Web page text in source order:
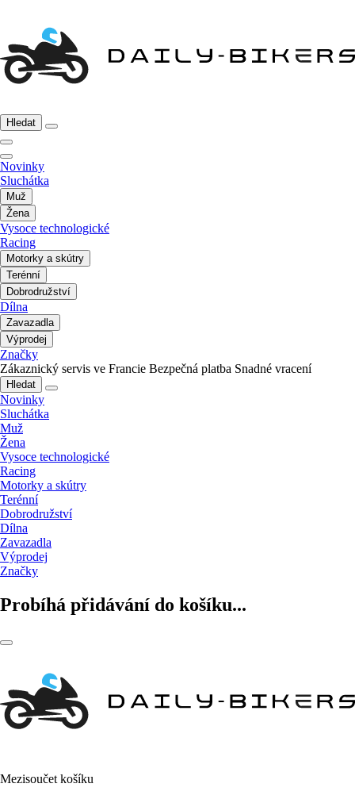
Hledat
Novinky
Sluchátka
Muž
Žena
Vysoce technologické
Racing
Motorky a skútry
Terénní
Dobrodružství
Dílna
Zavazadla
Výprodej
Značky
Zákaznický servis ve Francie Bezpečná platba Snadné vracení
Hledat
Novinky
Sluchátka
Muž
Žena
Vysoce technologické
Racing
Motorky a skútry
Terénní
Dobrodružství
Dílna
Zavazadla
Výprodej
Značky
Probíhá přidávání do košíku...
Mezisoučet košíku